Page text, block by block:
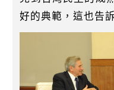
好的典範，這也告